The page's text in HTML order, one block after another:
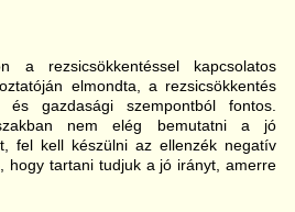
a rezsicsökkentéssel kapcsolatos
elmondta, a rezsicsökkentés
és gazdasági szempontból fontos.
nem elég bemutatni a jó
fel kell készülni az ellenzék negatív
hogy tartani tudjuk a jó irányt, amerre